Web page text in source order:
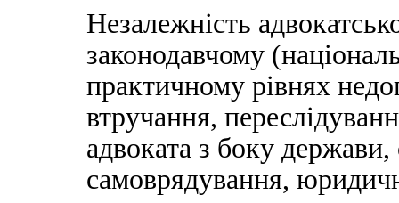
Незалежність
законодавчому
практичному рівнях
втручання,
адвоката з боку держави,
самоврядування,